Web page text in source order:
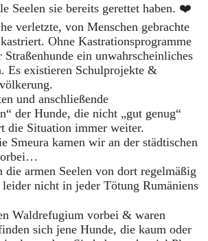
Seelen sie bereits gerettet haben. ❤️
verletzte, von Menschen gebrachte
Ohne Kastrationsprogramme
ein unwahrscheinliches
Es existieren Schulprojekte &
und anschließende
der Hunde, die nicht „gut genug“
die Situation immer weiter.
Smeura kamen wir an der städtischen
armen Seelen von dort regelmäßig
leider nicht in jeder Tötung Rumäniens
Waldrefugium vorbei & waren
sich jene Hunde, die kaum oder